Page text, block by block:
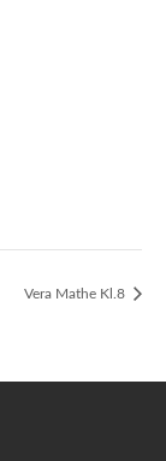
Vera Mathe Kl.8